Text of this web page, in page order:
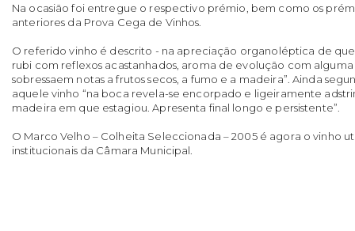
Na ocasião foi entregue o respectivo prémio, bem como os
anteriores da Prova Cega de Vinhos.
O referido vinho é descrito - na apreciação organoléptica de
rubi com reflexos acastanhados, aroma de evolução com
sobressaem notas a frutos secos, a fumo e a madeira”. Ainda
aquele vinho “na boca revela-se encorpado e ligeiramente
madeira em que estagiou. Apresenta final longo e persistente”.
O Marco Velho – Colheita Seleccionada – 2005 é agora o vinho
institucionais da Câmara Municipal.